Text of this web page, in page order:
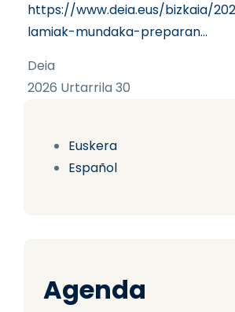
Euskera
Español
Agenda
https://www.deia.eus/bizkaia/
lamiak-mundaka-preparan…
Deia
2026 Urtarrila 30